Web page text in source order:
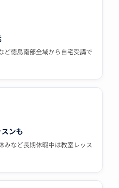
ど徳島南部全域から自宅受講で
ンも
みなど長期休暇中は教室レッス